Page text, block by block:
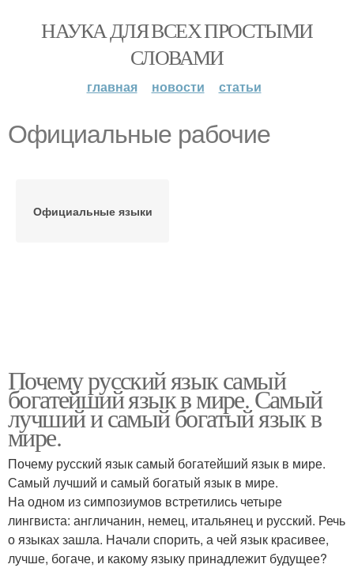
НАУКА ДЛЯ ВСЕХ ПРОСТЫМИ
СЛОВАМИ
главная новости статьи
Официальные рабочие
Официальные языки
Почему русский язык самый
богатейший язык в мире. Самый
лучший и самый богатый язык в
мире.
Почему русский язык самый богатейший язык в мире.
Самый лучший и самый богатый язык в мире.
На одном из симпозиумов встретились четыре
лингвиста: англичанин, немец, итальянец и русский. Речь
о языках зашла. Начали спорить, а чей язык красивее,
лучше, богаче, и какому языку принадлежит будущее?